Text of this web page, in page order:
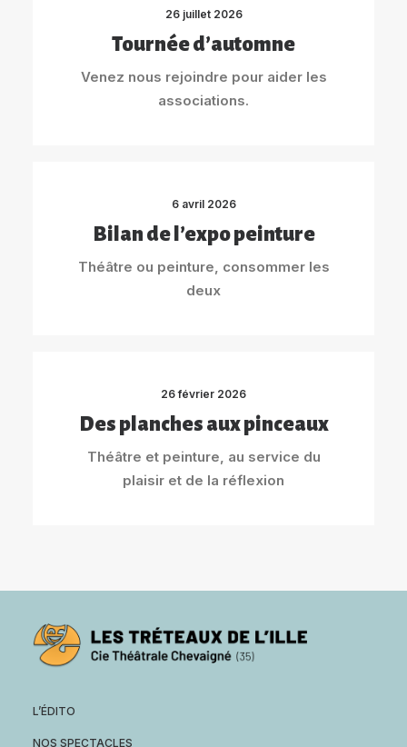
26 juillet 2026
Tournée d’automne
Venez nous rejoindre pour aider les
associations.
6 avril 2026
Bilan de l’expo peinture
Théâtre ou peinture, consommer les
deux
26 février 2026
Des planches aux pinceaux
Théâtre et peinture, au service du
plaisir et de la réflexion
L’ÉDITO
NOS SPECTACLES